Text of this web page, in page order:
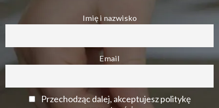
Imię i nazwisko
Email
Przechodząc dalej, akceptujesz politykę